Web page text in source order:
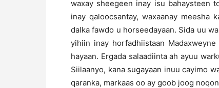
waxay sheegeen inay isu bahaysteen
inay qaloocsantay, waxaanay
dalka fawdo u horseedayaan. Sida uu
yihiin inay horfadhiistaan
hayaan. Ergada salaadiinta ah ayuu
Siilaanyo, kana sugayaan inuu cayimo
qaranka, markaas oo ay goob joog